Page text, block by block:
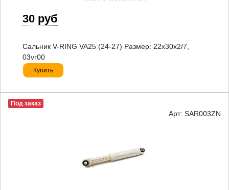
30 руб
Сальник V-RING VA25 (24-27) Размер: 22x30x2/7,
03vr00
Купить
Под заказ
Арт: SAR003ZN